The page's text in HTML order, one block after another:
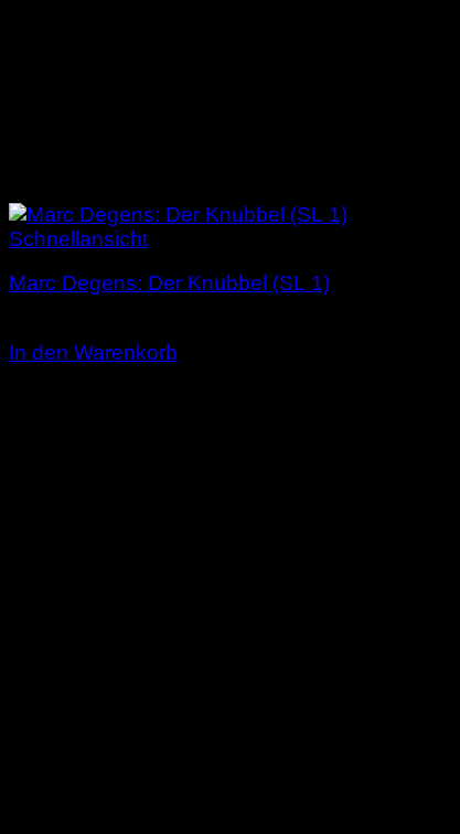
Schnellansicht
Marc Degens: Der Knubbel (SL 1)
In den Warenkorb